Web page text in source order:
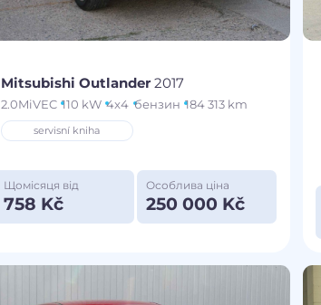
Mitsubishi Outlander 2017
2.0MiVEC 110 kW 4x4 бензин 184 313 km
servisní kniha
Щомісяця від
758 Kč
Особлива ціна
250 000 Kč